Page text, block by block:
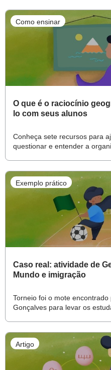
Como ensinar
O que é o raciocínio
lo com seus alunos
Conheça sete recursos para
questionar e entender a organização dos espaços no mundo
Exemplo prático
Caso real: atividade de
Mundo e imigração
Torneio foi o mote
Gonçalves para levar os estudantes a refletir sobre o impacto
Artigo